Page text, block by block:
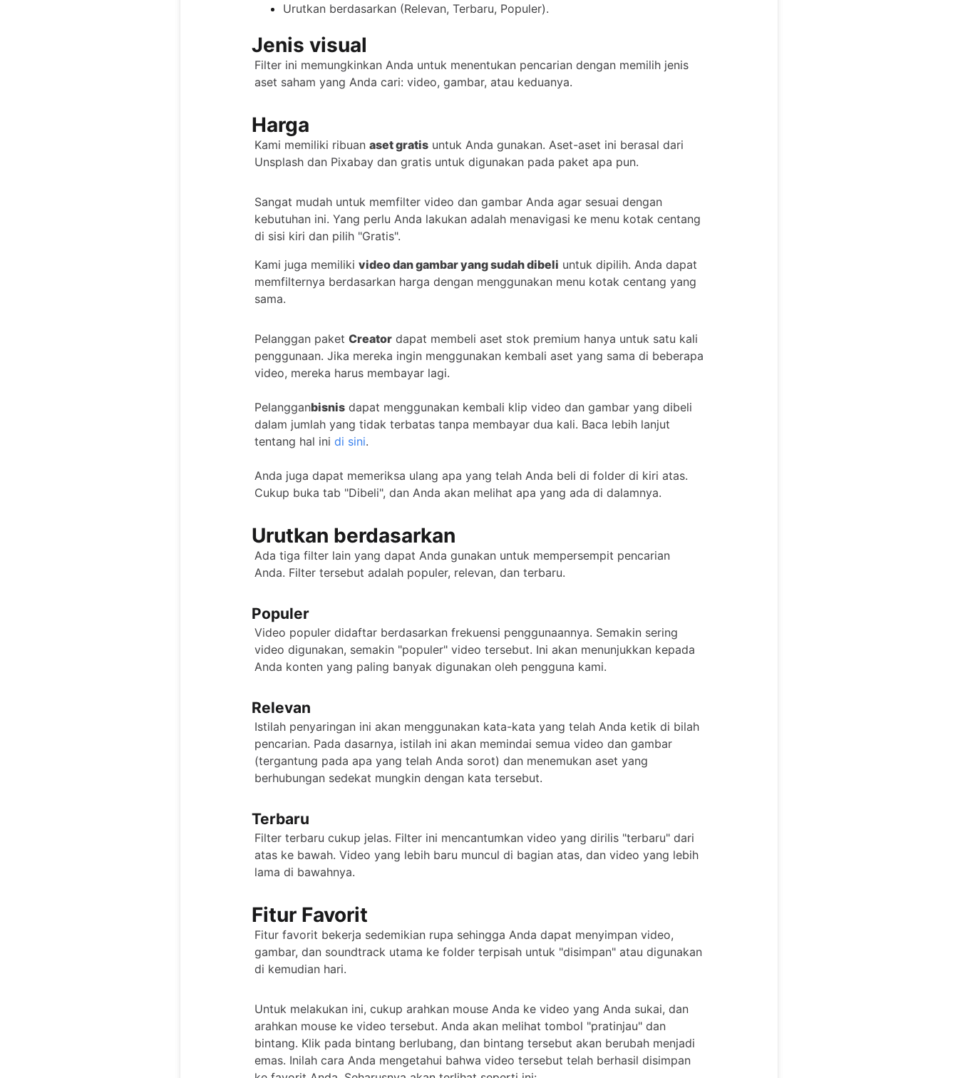
Urutkan berdasarkan (Relevan, Terbaru, Populer).
Jenis visual
Filter ini memungkinkan Anda untuk menentukan pencarian dengan memilih jenis
aset saham yang Anda cari: video, gambar, atau keduanya.
Harga
Kami memiliki ribuan aset gratis untuk Anda gunakan. Aset-aset ini berasal dari
Unsplash dan Pixabay dan gratis untuk digunakan pada paket apa pun.
Sangat mudah untuk memfilter video dan gambar Anda agar sesuai dengan
kebutuhan ini. Yang perlu Anda lakukan adalah menavigasi ke menu kotak centang
di sisi kiri dan pilih "Gratis".
Kami juga memiliki video dan gambar yang sudah dibeli untuk dipilih. Anda dapat
memfilternya berdasarkan harga dengan menggunakan menu kotak centang yang
sama.
Pelanggan paket Creator dapat membeli aset stok premium hanya untuk satu kali
penggunaan. Jika mereka ingin menggunakan kembali aset yang sama di beberapa
video, mereka harus membayar lagi.
Pelangganbisnis dapat menggunakan kembali klip video dan gambar yang dibeli
dalam jumlah yang tidak terbatas tanpa membayar dua kali. Baca lebih lanjut
tentang hal ini di sini.
Anda juga dapat memeriksa ulang apa yang telah Anda beli di folder di kiri atas.
Cukup buka tab "Dibeli", dan Anda akan melihat apa yang ada di dalamnya.
Urutkan berdasarkan
Ada tiga filter lain yang dapat Anda gunakan untuk mempersempit pencarian
Anda. Filter tersebut adalah populer, relevan, dan terbaru.
Populer
Video populer didaftar berdasarkan frekuensi penggunaannya. Semakin sering
video digunakan, semakin "populer" video tersebut. Ini akan menunjukkan kepada
Anda konten yang paling banyak digunakan oleh pengguna kami.
Relevan
Istilah penyaringan ini akan menggunakan kata-kata yang telah Anda ketik di bilah
pencarian. Pada dasarnya, istilah ini akan memindai semua video dan gambar
(tergantung pada apa yang telah Anda sorot) dan menemukan aset yang
berhubungan sedekat mungkin dengan kata tersebut.
Terbaru
Filter terbaru cukup jelas. Filter ini mencantumkan video yang dirilis "terbaru" dari
atas ke bawah. Video yang lebih baru muncul di bagian atas, dan video yang lebih
lama di bawahnya.
Fitur Favorit
Fitur favorit bekerja sedemikian rupa sehingga Anda dapat menyimpan video,
gambar, dan soundtrack utama ke folder terpisah untuk "disimpan" atau digunakan
di kemudian hari.
Untuk melakukan ini, cukup arahkan mouse Anda ke video yang Anda sukai, dan
arahkan mouse ke video tersebut. Anda akan melihat tombol "pratinjau" dan
bintang. Klik pada bintang berlubang, dan bintang tersebut akan berubah menjadi
emas. Inilah cara Anda mengetahui bahwa video tersebut telah berhasil disimpan